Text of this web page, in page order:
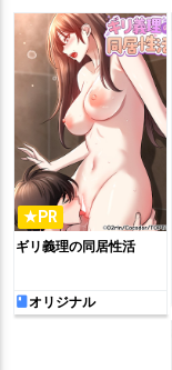
★PR
ギリ義理の同居性活
オリジナル